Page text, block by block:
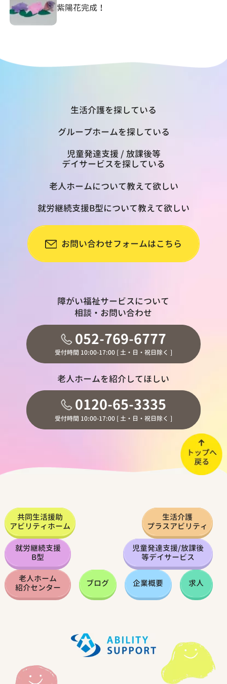
紫陽花完成！
生活介護を探している
グループホームを探している
児童発達支援 / 放課後等
デイサービスを探している
老人ホームについて教えて欲しい
就労継続支援B型について教えて欲しい
お問い合わせフォームはこちら
障がい福祉サービスについて
相談・お問い合わせ
052-769-6777
受付時間 10:00-17:00 [ 土・日・祝日除く ]
老人ホームを紹介してほしい
0120-65-3335
受付時間 10:00-17:00 [ 土・日・祝日除く ]
共同生活援助
アビリティホーム
生活介護
プラスアビリティ
就労継続支援
B型
児童発達支援/放課後
等デイサービス
老人ホーム
紹介センター
ブログ 企業概要 求人